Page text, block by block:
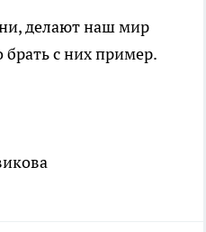
делают наш мир
с них пример.